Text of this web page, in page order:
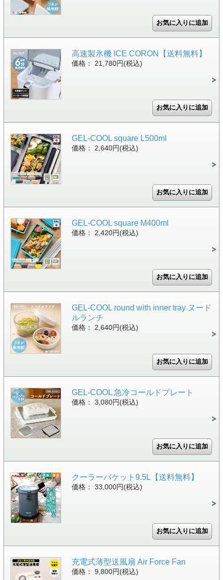
高速製氷機 ICE CORON【送料無料】
価格： 21,780円(税込)
GEL-COOL square L500ml
価格： 2,640円(税込)
GEL-COOL square M400ml
価格： 2,420円(税込)
GEL-COOL round with inner tray ヌード
ルランチ
価格： 2,640円(税込)
GEL-COOL 急冷コールドプレート
価格： 3,080円(税込)
クーラーバケット9.5L【送料無料】
価格： 33,000円(税込)
充電式薄型送風扇 Air Force Fan
価格： 9,800円(税込)